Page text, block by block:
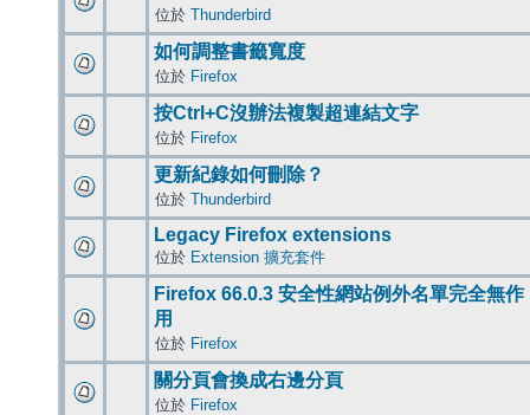
位於 Thunderbird
如何調整書籤寬度
位於 Firefox
按Ctrl+C沒辦法複製超連結文字
位於 Firefox
更新紀錄如何刪除？
位於 Thunderbird
Legacy Firefox extensions
位於 Extension 擴充套件
Firefox 66.0.3 安全性網站例外名單完全無作
用
位於 Firefox
關分頁會換成右邊分頁
位於 Firefox